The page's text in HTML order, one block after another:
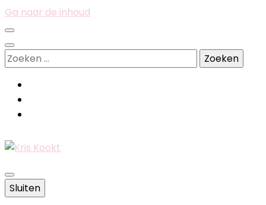
Ga naar de inhoud
Zoeken
naar:
Belgische foodblog
Sluiten